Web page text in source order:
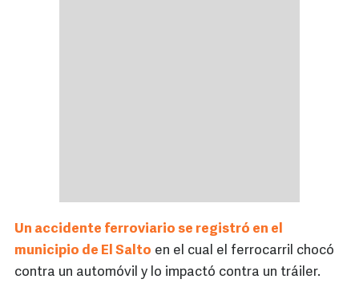
Un accidente ferroviario se registró en el
municipio de El Salto en el cual el ferrocarril chocó
contra un automóvil y lo impactó contra un tráiler.